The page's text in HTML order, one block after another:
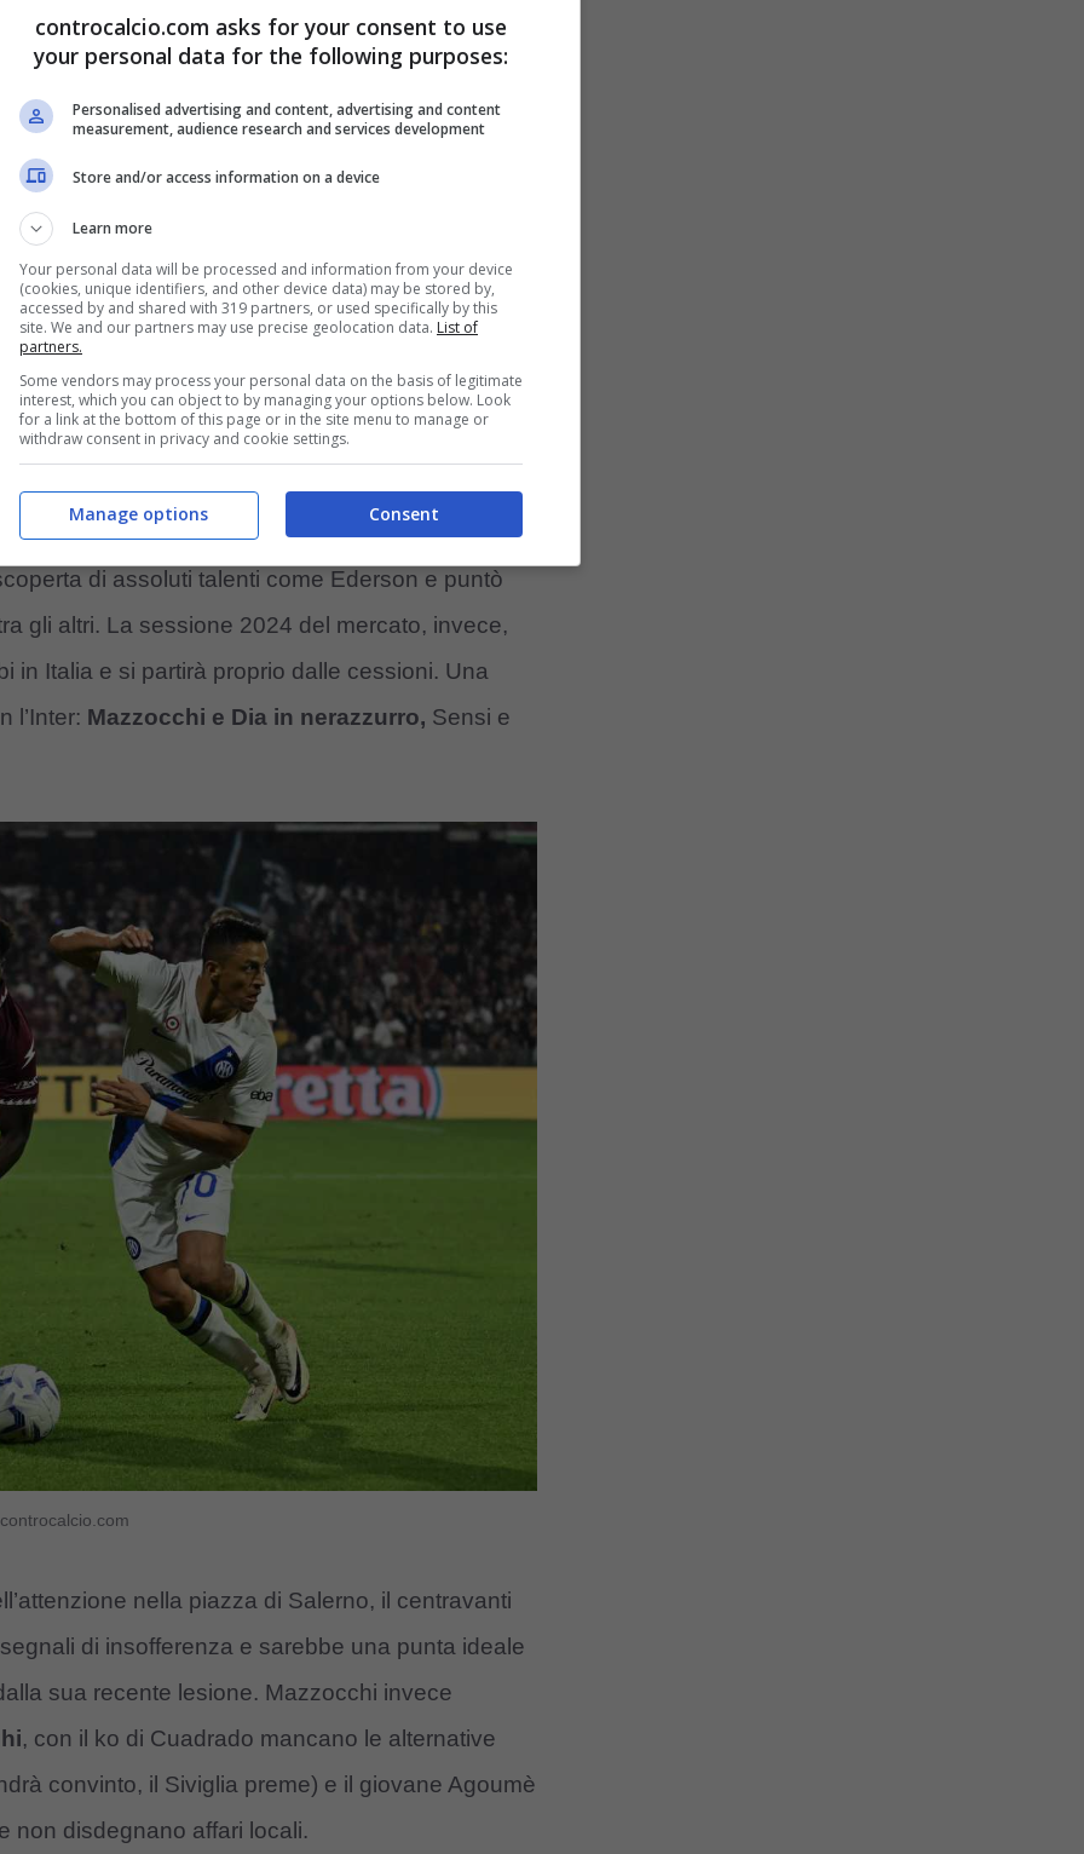
pronta da mandare in campo e con qualità serve
di nomi, le trattative potrebbero essere
nemmeno un esborso eccessivo.
appena iniziata
di assoluti talenti come Ederson e puntò
gli altri. La sessione 2024 del mercato, invece,
in Italia e si partirà proprio dalle cessioni. Una
l’Inter: Mazzocchi e Dia in nerazzurro, Sensi e
nella piazza di Salerno, il centravanti
di insofferenza e sarebbe una punta ideale
sua recente lesione. Mazzocchi invece
, con il ko di Cuadrado mancano le alternative
convinto, il Siviglia preme) e il giovane Agoumè
non disdegnano affari locali.
controcalcio.com asks for your consent to use
your personal data for the following purposes:
Personalised advertising and content, advertising and content
measurement, audience research and services development
Store and/or access information on a device
Learn more
Your personal data will be processed and information from your device
(cookies, unique identifiers, and other device data) may be stored by,
accessed by and shared with 319 partners, or used specifically by this
site. We and our partners may use precise geolocation data. List of
partners.
Some vendors may process your personal data on the basis of legitimate
interest, which you can object to by managing your options below. Look
for a link at the bottom of this page or in the site menu to manage or
withdraw consent in privacy and cookie settings.
Consent
Manage options